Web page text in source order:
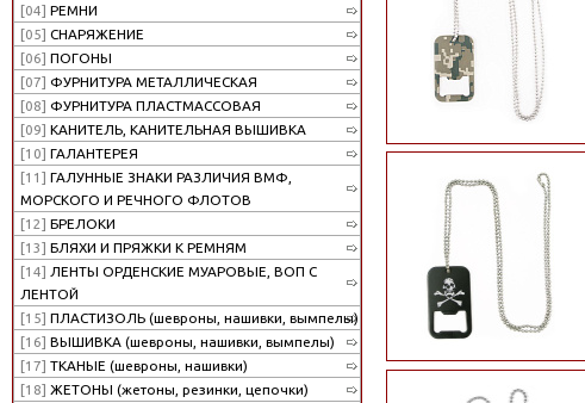
[04] РЕМНИ
[05] СНАРЯЖЕНИЕ
[06] ПОГОНЫ
[07] ФУРНИТУРА МЕТАЛЛИЧЕСКАЯ
[08] ФУРНИТУРА ПЛАСТМАССОВАЯ
[09] КАНИТЕЛЬ, КАНИТЕЛЬНАЯ ВЫШИВКА
[10] ГАЛАНТЕРЕЯ
[11] ГАЛУННЫЕ ЗНАКИ РАЗЛИЧИЯ ВМФ,
МОРСКОГО И РЕЧНОГО ФЛОТОВ
[12] БРЕЛОКИ
[13] БЛЯХИ И ПРЯЖКИ К РЕМНЯМ
[14] ЛЕНТЫ ОРДЕНСКИЕ МУАРОВЫЕ, ВОП С
ЛЕНТОЙ
[15] ПЛАСТИЗОЛЬ (шевроны, нашивки, вымпелы)
[16] ВЫШИВКА (шевроны, нашивки, вымпелы)
[17] ТКАНЫЕ (шевроны, нашивки)
[18] ЖЕТОНЫ (жетоны, резинки, цепочки)